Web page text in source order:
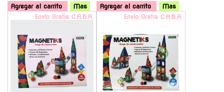
Agregar al carrito Mas Agregar al carrito
Mas
Envío Gratis C.A.B.A.
Envío Gratis C.A.B.A.